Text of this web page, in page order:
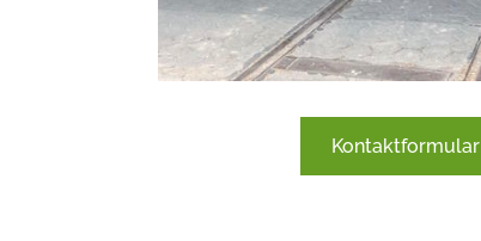
Kontaktformular